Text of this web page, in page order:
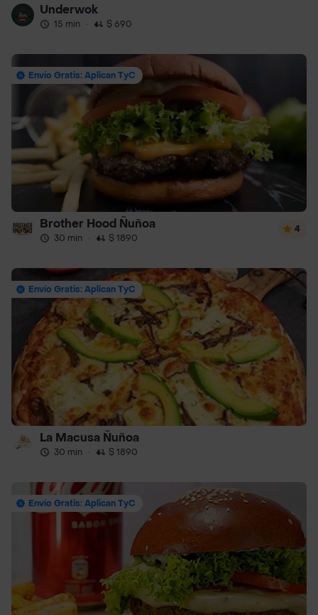
Underwok
15 min · $ 690
Envío Gratis: Aplican TyC
Brother Hood Ñuñoa
30 min · $ 1890
4
Envío Gratis: Aplican TyC
La Macusa Ñuñoa
30 min · $ 1890
Envío Gratis: Aplican TyC